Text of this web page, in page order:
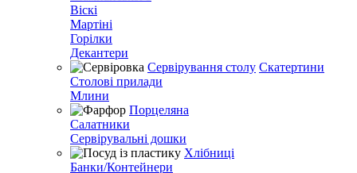
Віскі
Мартіні
Горілки
Декантери
Сервірування столу Скатертини
Столові прилади
Млини
Порцеляна
Салатники
Сервірувальні дошки
Хлібниці
Банки/Контейнери